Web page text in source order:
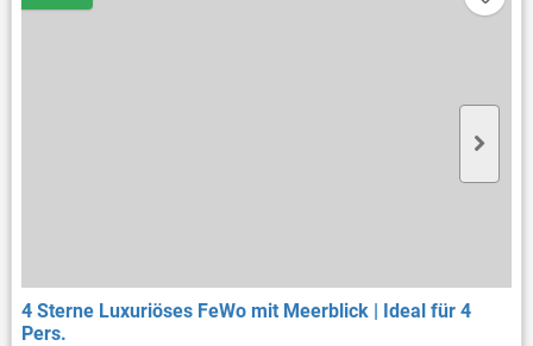
4 Sterne Luxuriöses FeWo mit Meerblick | Ideal für 4
Pers.